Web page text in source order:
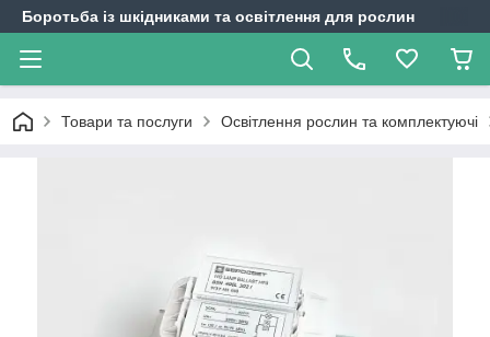
Боротьба із шкідниками та освітлення для рослин
Товари та послуги Освітлення рослин та комплектуючі